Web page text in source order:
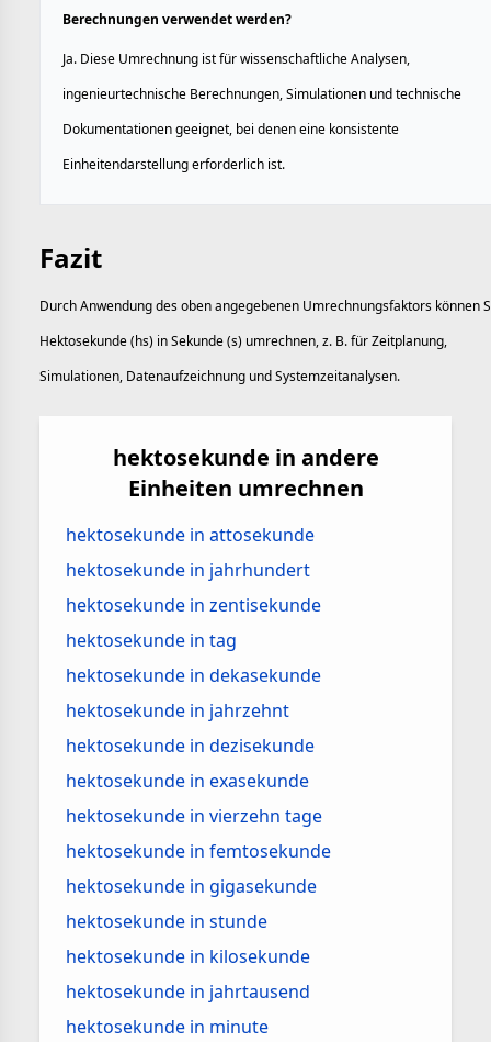
Berechnungen verwendet werden?
Ja. Diese Umrechnung ist für wissenschaftliche Analysen,
ingenieurtechnische Berechnungen, Simulationen und technische
Dokumentationen geeignet, bei denen eine konsistente
Einheitendarstellung erforderlich ist.
Fazit
Durch Anwendung des oben angegebenen Umrechnungsfaktors können
Hektosekunde (hs) in Sekunde (s) umrechnen, z. B. für Zeitplanung,
Simulationen, Datenaufzeichnung und Systemzeitanalysen.
hektosekunde in andere
Einheiten umrechnen
hektosekunde in attosekunde
hektosekunde in jahrhundert
hektosekunde in zentisekunde
hektosekunde in tag
hektosekunde in dekasekunde
hektosekunde in jahrzehnt
hektosekunde in dezisekunde
hektosekunde in exasekunde
hektosekunde in vierzehn tage
hektosekunde in femtosekunde
hektosekunde in gigasekunde
hektosekunde in stunde
hektosekunde in kilosekunde
hektosekunde in jahrtausend
hektosekunde in minute